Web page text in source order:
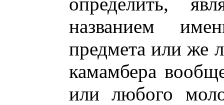
названием
предмета или же
камамбера
или любого